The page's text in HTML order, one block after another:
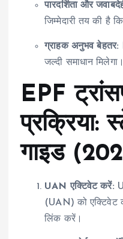
पारदर्शिता और
जिम्मेदारी तय की है
ग्राहक अनुभव बेहतर:
जल्दी समाधान मिलेगा।
EPF
प्रक्रिया:
गाइड
UAN एक्टिवेट करें:
(UAN) को एक्टिवेट
लिंक करें।